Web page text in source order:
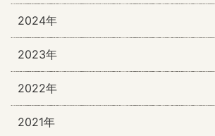
2024年
2023年
2022年
2021年